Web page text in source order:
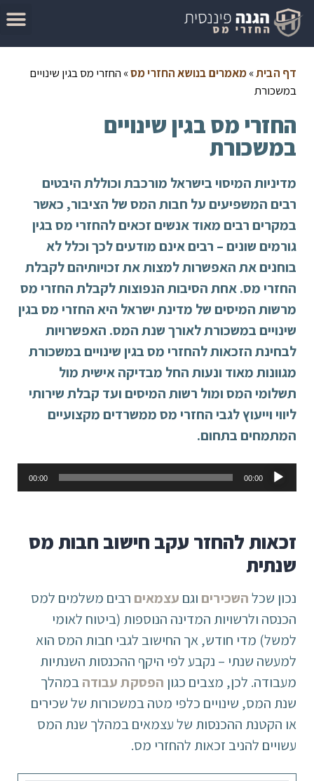
דף הבית»מאמרים בנושא החזרי מס» החזרי מס בגין שינויים
במשכורת
החזרי מס בגין שינויים
במשכורת
מדיניות המיסוי בישראל מורכבת וכוללת היבטים
רבים המשפיעים על חבות המס של הציבור, כאשר
במקרים רבים מאוד אנשים זכאים להחזרי מס בגין
גורמים שונים – רבים אינם מודעים לכך וכלל לא
בוחנים את האפשרות למצות את זכויותיהם לקבלת
החזרי מס.אחת הסיבות הנפוצות לקבלת החזרי מס
מרשות המיסים של מדינת ישראל היא החזרי מס בגין
שינויים במשכורת לאורך שנת המס. האפשרויות
לבחינת הזכאות להחזרי מס בגין שינויים במשכורת
מגוונות מאוד ונעות החל מבדיקה אישית מול
תשלומי המס ומול רשות המיסים ועד קבלת שירותי
ליווי וייעוץ לגבי החזרי מס ממשרדים מקצועיים
המתמחים בתחום.
אודיו
00:00
00:00
זכאות להחזר עקב חישוב חבות מס
שנתית
נכון שכלהשכירים וגם עצמאים רבים משלמים למס
הכנסה ולרשויות המדינה הנוספות (ביטוח לאומי
למשל) מדי חודש, אך החישוב לגבי חבות המס הוא
למעשה שנתי – נקבע לפי היקף ההכנסות השנתיות
מעבודה. לכן, מצבים כגון הפסקת עבודהבמהלך
שנת המס, שינויים כלפי מטה במשכורות של שכירים
או הקטנת ההכנסות של עצמאים במהלך שנת המס
עשויים להניב זכאות להחזרי מס.